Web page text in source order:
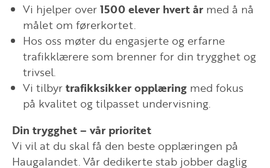
Vi hjelper over1500 elever hvert år med å nå
målet om førerkortet.
Hos oss møter du engasjerte og erfarne
trafikklærere som brenner for din trygghet og
trivsel.
Vi tilbyrtrafikksikker opplæring med fokus
på kvalitet og tilpasset undervisning.
Din trygghet – vår prioritet
Vi vil at du skal få den beste opplæringen på
Haugalandet. Vår dedikerte stab jobber daglig